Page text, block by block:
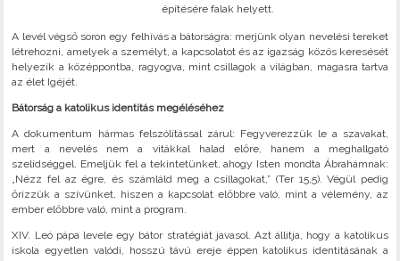
építésére falak helyett.
A levél végső soron egy felhívás a bátorságra: merjünk olyan nevelési tereket
létrehozni, amelyek a személyt, a kapcsolatot és az igazság közös keresését
helyezik a középpontba, ragyogva, mint csillagok a világban, magasra tartva
az élet Igéjét.
Bátorság a katolikus identitás megéléséhez
A dokumentum hármas felszólítással zárul: Fegyverezzük le a szavakat,
mert a nevelés nem a vitákkal halad előre, hanem a meghallgató
szelídséggel. Emeljük fel a tekintetünket, ahogy Isten mondta Ábrahámnak:
„Nézz fel az égre, és számláld meg a csillagokat,” (Ter 15,5). Végül pedig
őrizzük a szívünket, hiszen a kapcsolat előbbre való, mint a vélemény, az
ember előbbre való, mint a program.
XIV. Leó pápa levele egy bátor stratégiát javasol. Azt állítja, hogy a katolikus
iskola egyetlen valódi, hosszú távú ereje éppen katolikus identitásának a